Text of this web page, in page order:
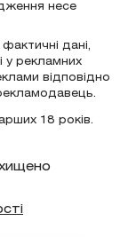
несе
дані,
у рекламних
відповідно
18 років.